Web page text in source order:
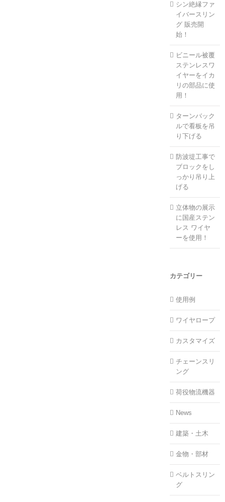
シン絶縁ファ
イバースリン
グ 販売開
始！
ビニール被覆
ステンレスワ
イヤーをイカ
リの部品に使
用！
ターンバック
ルで看板を吊
り下げる
防波堤工事で
ブロックをし
っかり吊り上
げる
立体物の展示
に国産ステン
レス ワイヤ
ーを使用！
カテゴリー
使用例
ワイヤロープ
カスタマイズ
チェーンスリ
ング
荷役物流機器
News
建築・土木
金物・部材
ベルトスリン
グ